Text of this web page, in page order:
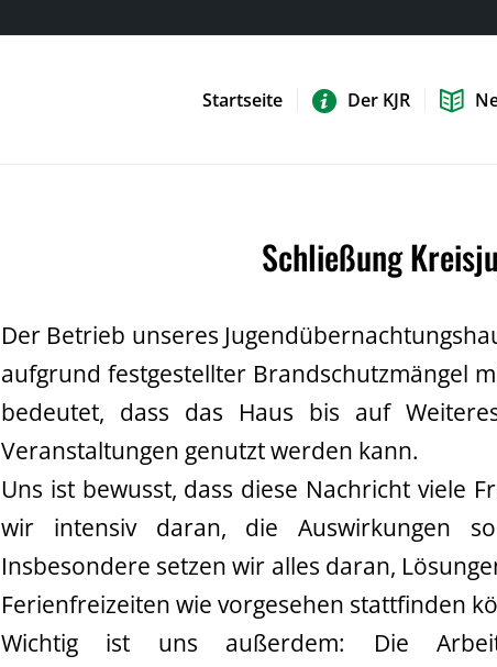
Startseite Der KJR
Schließung
Der Betrieb unseres
aufgrund festgestellter Brandschutzmängel
bedeutet, dass das Haus bis auf
Veranstaltungen genutzt werden kann.
Uns ist bewusst, dass diese Nachricht viele
wir intensiv daran, die Auswirkungen
Insbesondere setzen wir alles daran,
Ferienfreizeiten wie vorgesehen stattfinden
Wichtig ist uns außerdem: Die